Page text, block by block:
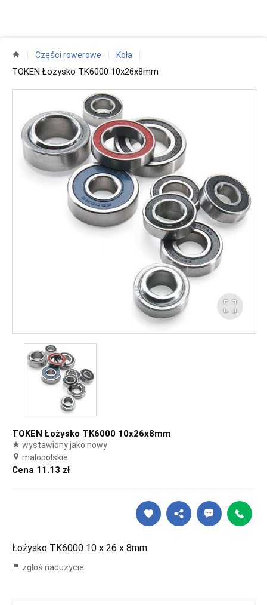
Części rowerowe Koła
TOKEN Łożysko TK6000 10x26x8mm
TOKEN Łożysko TK6000 10x26x8mm
wystawiony jako nowy
małopolskie
Cena 11.13 zł
Łożysko TK6000 10 x 26 x 8mm
zgłoś nadużycie